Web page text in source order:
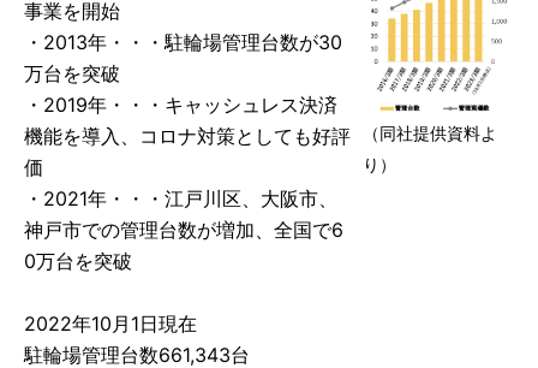
事業を開始
・2013年・・・駐輪場管理台数が30
万台を突破
・2019年・・・キャッシュレス決済
機能を導入、コロナ対策としても好評
価
・2021年・・・江戸川区、大阪市、
神戸市での管理台数が増加、全国で6
0万台を突破
2022年10月1日現在
駐輪場管理台数661,343台
（同社提供資料よ
り）